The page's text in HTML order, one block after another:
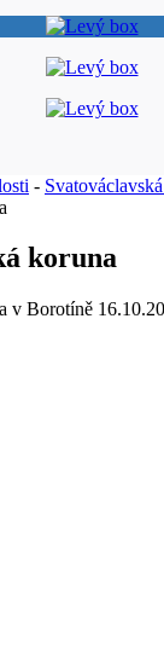
-
koruna
v Borotíně